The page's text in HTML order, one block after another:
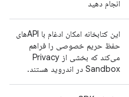
انجام دهید
این کتابخانه امکان ادغام با APIهای
حفظ حریم خصوصی را فراهم
می‌کند که بخشی از Privacy
Sandbox در اندروید هستند.